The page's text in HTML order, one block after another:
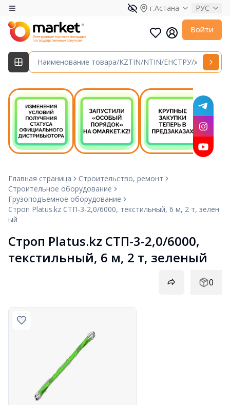
г.Астана РУС
Войти
Главная страница
Строительство, ремонт
Строительное оборудование
Грузоподъемное оборудование
Строп Platus.kz СТП-3-2,0/6000, текстильный, 6 м, 2 т, зелен
ый
Строп Platus.kz СТП-3-2,0/6000,
текстильный, 6 м, 2 т, зеленый
0